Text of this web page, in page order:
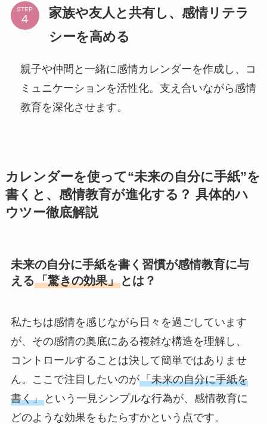
STEP
家族や友人と共有し、感情リテラ
シーを高める
親子や仲間と一緒に感情カレンダーを作成し、コ
ミュニケーションを活性化。支え合いながら感情
教育を深化させます。
カレンダーを使って“未来の自分に手紙”を
書くと、感情教育が進化する？ 具体的ハ
ウツー徹底解説
未来の自分に手紙を書く習慣が感情教育に与
える「驚きの効果」とは？
私たちは感情を感じながら日々を過ごしています
が、その感情の奥底にある複雑な構造を理解し、
コントロールすることは決して簡単ではありませ
ん。ここで注目したいのが「未来の自分に手紙を
書く」という一見シンプルな行為が、感情教育に
どのような効果をもたらすかという点です。